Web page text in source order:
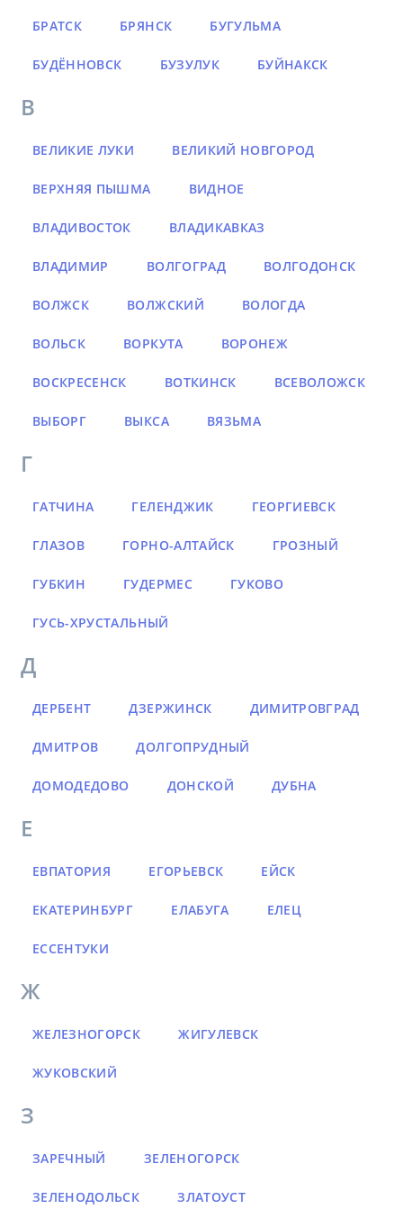
БРАТСК БРЯНСК БУГУЛЬМА
БУДЁННОВСК БУЗУЛУК БУЙНАКСК
В
ВЕЛИКИЕ ЛУКИ ВЕЛИКИЙ НОВГОРОД
ВЕРХНЯЯ ПЫШМА ВИДНОЕ
ВЛАДИВОСТОК ВЛАДИКАВКАЗ
ВЛАДИМИР ВОЛГОГРАД ВОЛГОДОНСК
ВОЛЖСК ВОЛЖСКИЙ ВОЛОГДА
ВОЛЬСК ВОРКУТА ВОРОНЕЖ
ВОСКРЕСЕНСК ВОТКИНСК ВСЕВОЛОЖСК
ВЫБОРГ ВЫКСА ВЯЗЬМА
Г
ГАТЧИНА ГЕЛЕНДЖИК ГЕОРГИЕВСК
ГЛАЗОВ ГОРНО-АЛТАЙСК ГРОЗНЫЙ
ГУБКИН ГУДЕРМЕС ГУКОВО
ГУСЬ-ХРУСТАЛЬНЫЙ
Д
ДЕРБЕНТ ДЗЕРЖИНСК ДИМИТРОВГРАД
ДМИТРОВ ДОЛГОПРУДНЫЙ
ДОМОДЕДОВО ДОНСКОЙ ДУБНА
Е
ЕВПАТОРИЯ ЕГОРЬЕВСК ЕЙСК
ЕКАТЕРИНБУРГ ЕЛАБУГА ЕЛЕЦ
ЕССЕНТУКИ
Ж
ЖЕЛЕЗНОГОРСК ЖИГУЛЕВСК
ЖУКОВСКИЙ
З
ЗАРЕЧНЫЙ ЗЕЛЕНОГОРСК
ЗЕЛЕНОДОЛЬСК ЗЛАТОУСТ